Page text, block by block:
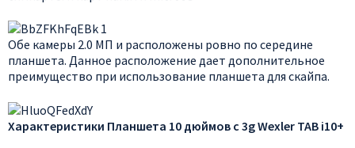
Обе камеры 2.0 МП и расположены ровно по середине
планшета. Данное расположение дает дополнительное
преимущество при использование планшета для скайпа.
Характеристики Планшета 10 дюймов с 3g Wexler TAB i10+